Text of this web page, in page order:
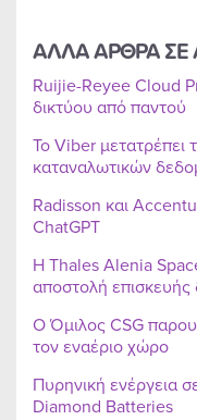
ΑΛΛΑ ΑΡΘΡΑ ΣΕ
Ruijie-Reyee Cloud
δικτύου από παντού
Το Viber μετατρέπει
καταναλωτικών
Radisson και
ChatGPT
Η Thales Alenia
αποστολή
Ο Όμιλος CSG
τον εναέριο χώρο
Πυρηνική ενέργεια
Diamond Batteries